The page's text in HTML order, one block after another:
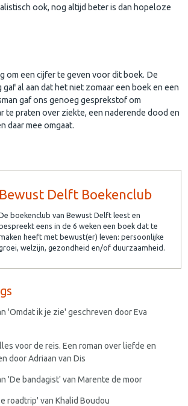
ook, nog altijd beter is dan hopeloze
om een cijfer te geven voor dit boek. De
al aan dat het niet zomaar een boek en een
gaf ons genoeg gesprekstof om
te praten over ziekte, een naderende dood en
daar mee omgaat.
Bewust Delft Boekenclub
boekenclub van Bewust Delft leest en
eens in de 6 weken een boek dat te
heeft met bewust(er) leven: persoonlijke
welzijn, gezondheid en/of duurzaamheid.
'Omdat ik je zie' geschreven door Eva
voor de reis. Een roman over liefde en
door Adriaan van Dis
'De bandagist' van Marente de moor
roadtrip' van Khalid Boudou